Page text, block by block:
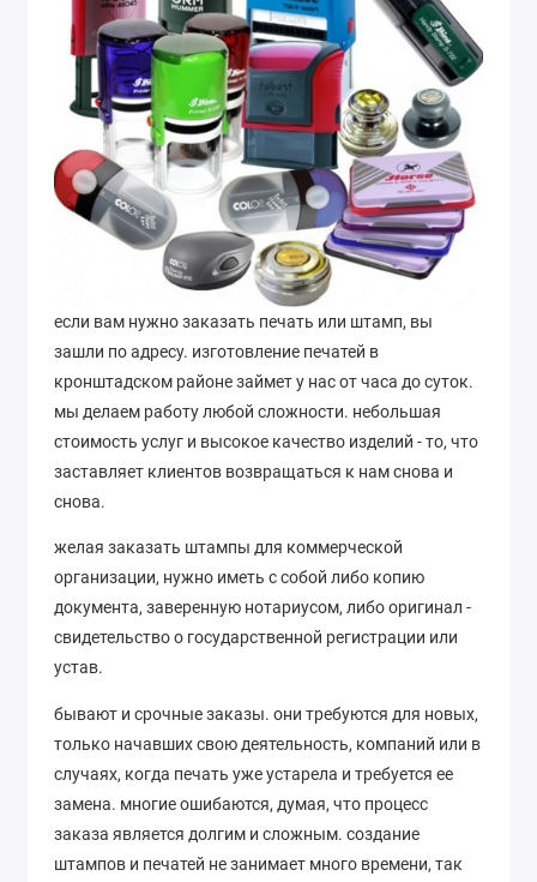
если вам нужно заказать печать или штамп, вы
зашли по адресу. изготовление печатей в
кронштадском районе займет у нас от часа до суток.
мы делаем работу любой сложности. небольшая
стоимость услуг и высокое качество изделий - то, что
заставляет клиентов возвращаться к нам снова и
снова.
желая заказать штампы для коммерческой
организации, нужно иметь с собой либо копию
документа, заверенную нотариусом, либо оригинал -
свидетельство о государственной регистрации или
устав.
бывают и срочные заказы. они требуются для новых,
только начавших свою деятельность, компаний или в
случаях, когда печать уже устарела и требуется ее
замена. многие ошибаются, думая, что процесс
заказа является долгим и сложным. создание
штампов и печатей не занимает много времени, так